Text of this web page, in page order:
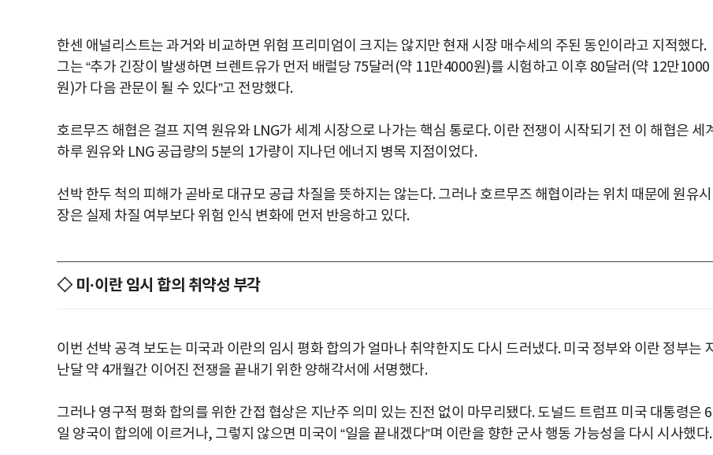
한센 애널리스트는 과거와 비교하면 위험 프리미엄이 크지는 않지만 현재 시장 매수세의 주된 동인이라고 지적했다.
그는 “추가 긴장이 발생하면 브렌트유가 먼저 배럴당 75달러(약 11만4000원)를 시험하고 이후 80달러(약 12만1000
원)가 다음 관문이 될 수 있다”고 전망했다.
호르무즈 해협은 걸프 지역 원유와 LNG가 세계 시장으로 나가는 핵심 통로다. 이란 전쟁이 시작되기 전 이 해협은 세계
하루 원유와 LNG 공급량의 5분의 1가량이 지나던 에너지 병목 지점이었다.
선박 한두 척의 피해가 곧바로 대규모 공급 차질을 뜻하지는 않는다. 그러나 호르무즈 해협이라는 위치 때문에 원유시
장은 실제 차질 여부보다 위험 인식 변화에 먼저 반응하고 있다.
◇ 미·이란 임시 합의 취약성 부각
이번 선박 공격 보도는 미국과 이란의 임시 평화 합의가 얼마나 취약한지도 다시 드러냈다. 미국 정부와 이란 정부는 지
난달 약 4개월간 이어진 전쟁을 끝내기 위한 양해각서에 서명했다.
그러나 영구적 평화 합의를 위한 간접 협상은 지난주 의미 있는 진전 없이 마무리됐다. 도널드 트럼프 미국 대통령은 6
일 양국이 합의에 이르거나, 그렇지 않으면 미국이 “일을 끝내겠다”며 이란을 향한 군사 행동 가능성을 다시 시사했다.
박지수 아나운서가 타본 ‘전설의 무쏘